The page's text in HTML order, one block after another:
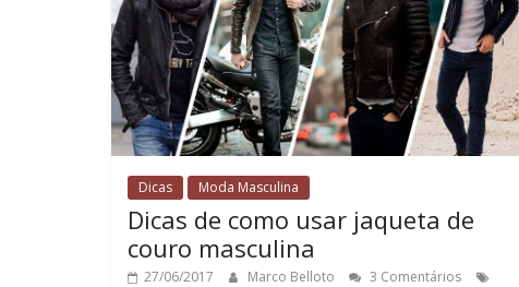
Dicas Moda Masculina
Dicas de como usar jaqueta de
couro masculina
27/06/2017 Marco Belloto
3 Comentários